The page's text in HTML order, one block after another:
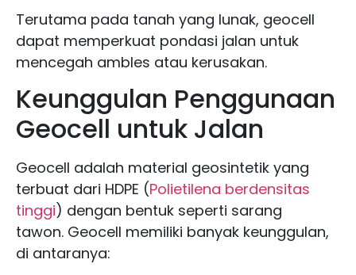
Terutama pada tanah yang lunak, geocell
dapat memperkuat pondasi jalan untuk
mencegah ambles atau kerusakan.
Keunggulan Penggunaan
Geocell untuk Jalan
Geocell adalah material geosintetik yang
terbuat dari HDPE (Polietilena berdensitas
tinggi) dengan bentuk seperti sarang
tawon. Geocell memiliki banyak keunggulan,
di antaranya: